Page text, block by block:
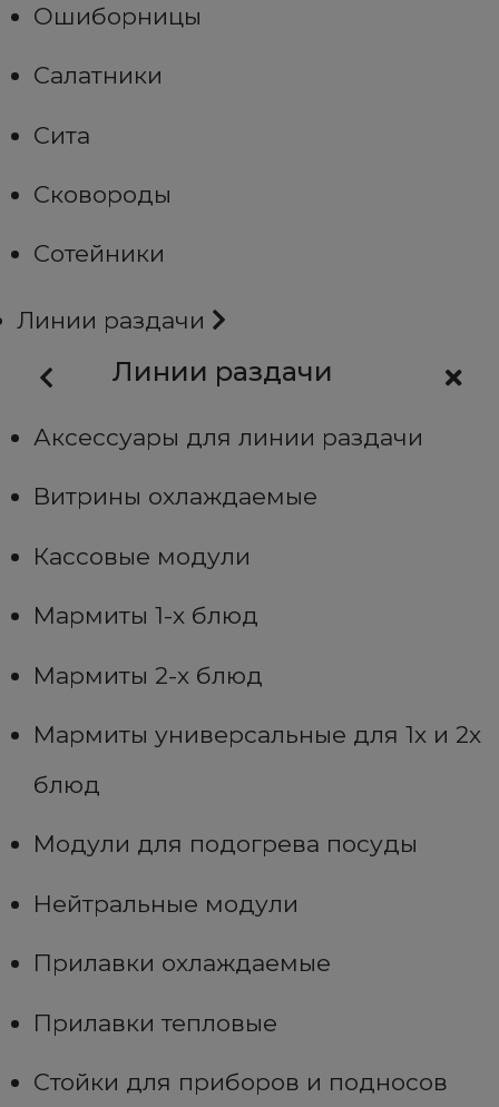
Ошиборницы
Салатники
Сита
Сковороды
Сотейники
Линии раздачи
Линии раздачи
Аксессуары для линии раздачи
Витрины охлаждаемые
Кассовые модули
Мармиты 1-х блюд
Мармиты 2-х блюд
Мармиты универсальные для 1х и 2х
блюд
Модули для подогрева посуды
Нейтральные модули
Прилавки охлаждаемые
Прилавки тепловые
Стойки для приборов и подносов